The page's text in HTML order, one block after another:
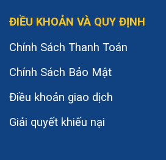
ĐIỀU KHOẢN VÀ QUY ĐỊNH
Chính Sách Thanh Toán
Chính Sách Bảo Mật
Điều khoản giao dịch
Giải quyết khiếu nại